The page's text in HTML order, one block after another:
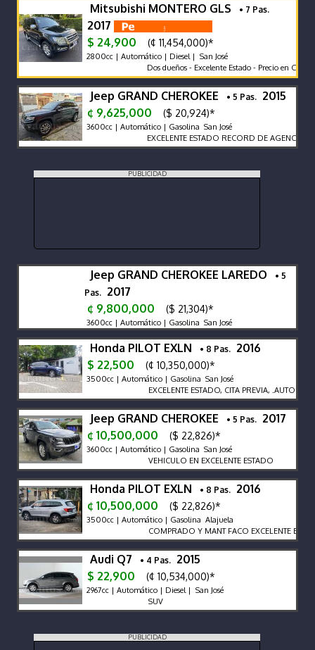
Mitsubishi MONTERO GLS • 7 Pas.
2017
$ 24,900
(¢ 11,454,000)*
2800cc | Automático | Diesel | San José
Dos dueños - Excelente Estado - Precio en Colones
Jeep GRAND CHEROKEE • 5 Pas. 2015
¢ 9,625,000
($ 20,924)*
3600cc | Automático | Gasolina San José
EXCELENTE ESTADO RECORD DE AGENCIA
PUBLICIDAD
Jeep GRAND CHEROKEE LAREDO
• 5
Pas. 2017
¢ 9,800,000
($ 21,304)*
3600cc | Automático | Gasolina San José
Honda PILOT EXLN • 8 Pas. 2016
$ 22,500
(¢ 10,350,000)*
3500cc | Automático | Gasolina San José
EXCELENTE ESTADO, CITA PREVIA,
Jeep GRAND CHEROKEE • 5 Pas. 2017
¢ 10,500,000
($ 22,826)*
3600cc | Automático | Gasolina San José
VEHICULO EN EXCELENTE ESTADO
Honda PILOT EXLN • 8 Pas. 2016
¢ 10,500,000
($ 22,826)*
3500cc | Automático | Gasolina Alajuela
COMPRADO Y MANT FACO EXCELENTE
Audi Q7 • 4 Pas. 2015
$ 22,900
(¢ 10,534,000)*
2967cc | Automático | Diesel | San José
SUV
PUBLICIDAD